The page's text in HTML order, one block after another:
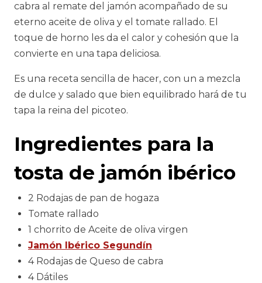
cabra al remate del jamón acompañado de su
eterno aceite de oliva y el tomate rallado. El
toque de horno les da el calor y cohesión que la
convierte en una tapa deliciosa.
Es una receta sencilla de hacer, con un a mezcla
de dulce y salado que bien equilibrado hará de tu
tapa la reina del picoteo.
Ingredientes para la
tosta de jamón ibérico
2 Rodajas de pan de hogaza
Tomate rallado
1 chorrito de Aceite de oliva virgen
Jamón Ibérico Segundín
4 Rodajas de Queso de cabra
4 Dátiles